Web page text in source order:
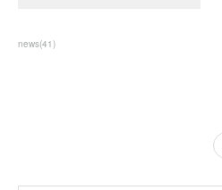
news(41)